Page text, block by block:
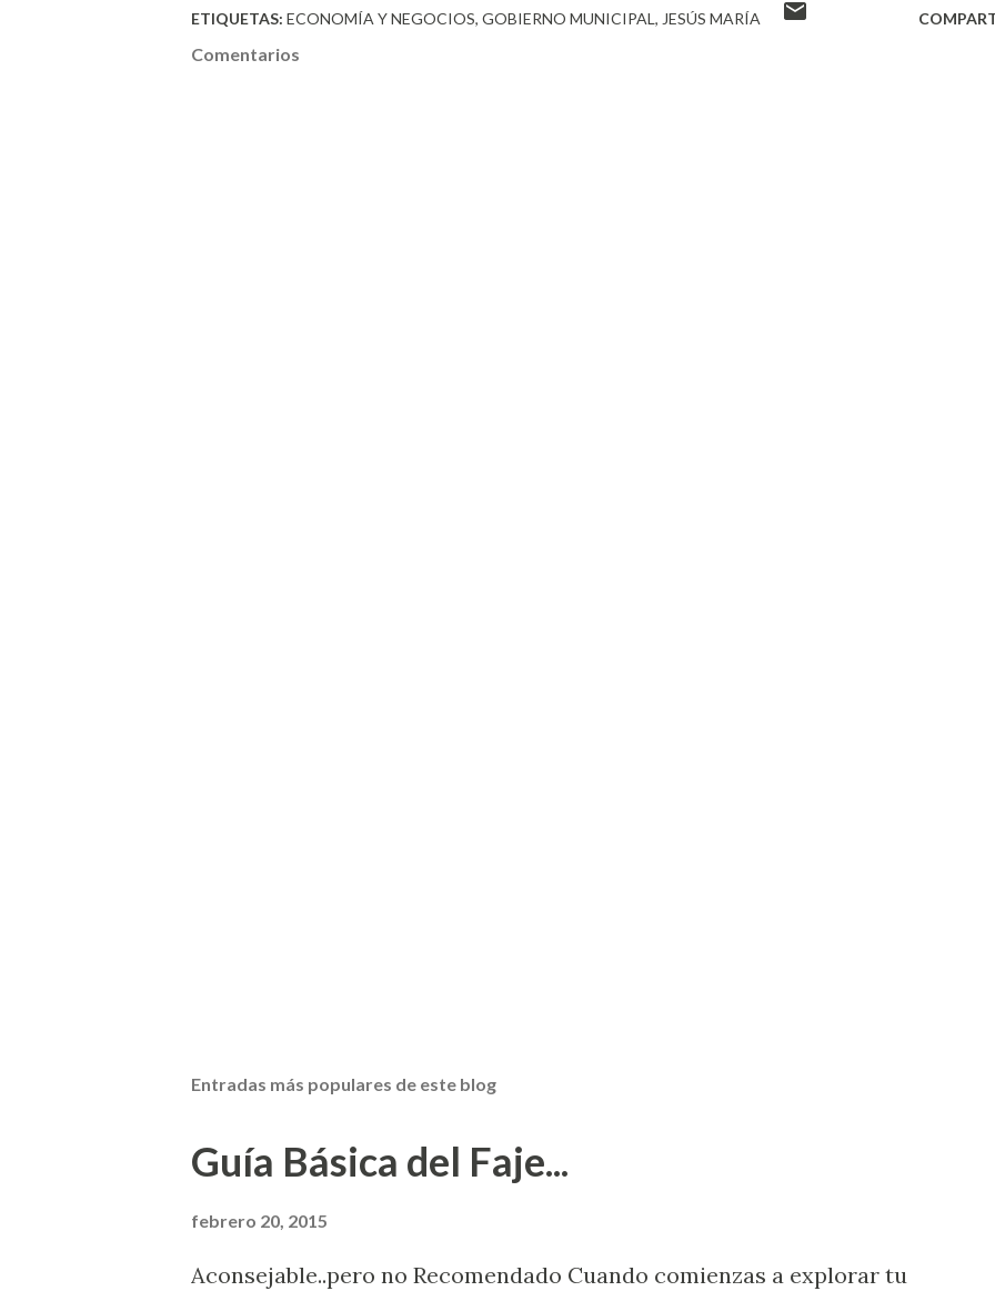
ETIQUETAS: ECONOMÍA Y NEGOCIOS GOBIERNO MUNICIPAL JESÚS MARÍA
Comentarios
Entradas más populares de este blog
Guía Básica del Faje...
febrero 20, 2015
Aconsejable..pero no Recomendado Cuando comienzas a explorar tu